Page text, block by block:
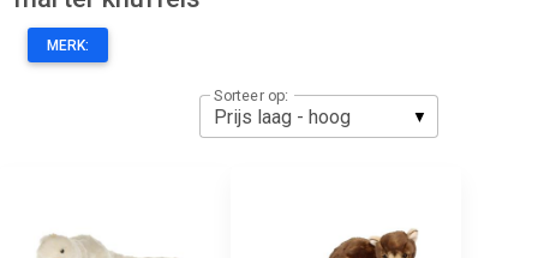
MERK:
Sorteer op: